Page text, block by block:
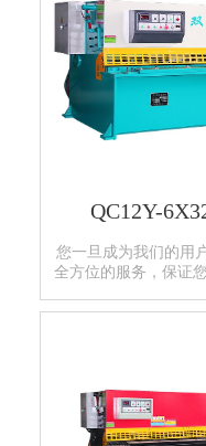
QC12Y-
您一旦成为我们的用
全方位的服务，保证